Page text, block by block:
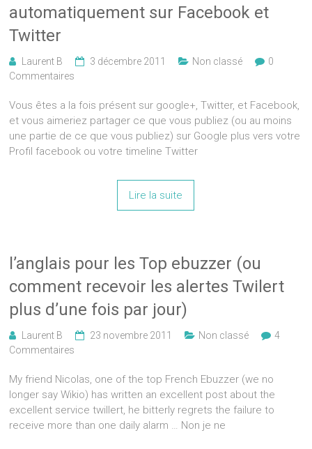
automatiquement sur Facebook et
Twitter
Laurent B 3 décembre 2011 Non classé
0
Commentaires
Vous êtes a la fois présent sur google+, Twitter, et Facebook,
et vous aimeriez partager ce que vous publiez (ou au moins
une partie de ce que vous publiez) sur Google plus vers votre
Profil facebook ou votre timeline Twitter
Lire la suite
l’anglais pour les Top ebuzzer (ou
comment recevoir les alertes Twilert
plus d’une fois par jour)
Laurent B 23 novembre 2011 Non classé
4
Commentaires
My friend Nicolas, one of the top French Ebuzzer (we no
longer say Wikio) has written an excellent post about the
excellent service twillert, he bitterly regrets the failure to
receive more than one daily alarm … Non je ne